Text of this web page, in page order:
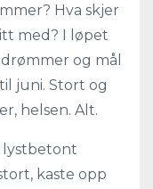
Hva skjer
med? I løpet
og mål
juni. Stort og
helsen. Alt.
kaste opp